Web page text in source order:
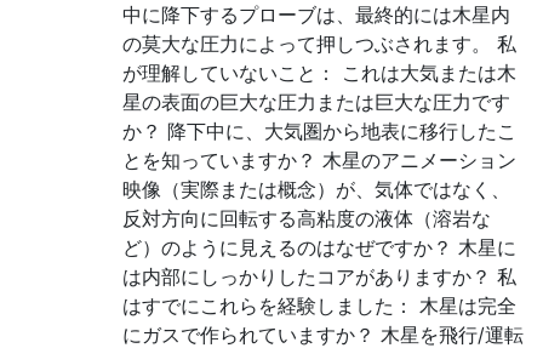
中に降下するプローブは、最終的には木星内
の莫大な圧力によって押しつぶされます。 私
が理解していないこと： これは大気または木
星の表面の巨大な圧力または巨大な圧力です
か？ 降下中に、大気圏から地表に移行したこ
とを知っていますか？ 木星のアニメーション
映像（実際または概念）が、気体ではなく、
反対方向に回転する高粘度の液体（溶岩な
ど）のように見えるのはなぜですか？ 木星に
は内部にしっかりしたコアがありますか？ 私
はすでにこれらを経験しました： 木星は完全
にガスで作られていますか？ 木星を飛行/運転